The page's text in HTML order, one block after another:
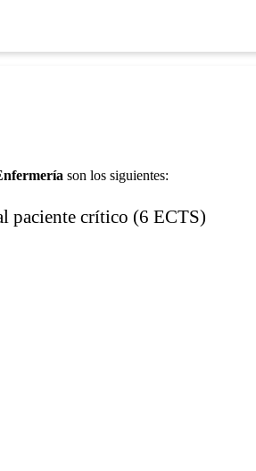
son los siguientes:
paciente crítico (6 ECTS)